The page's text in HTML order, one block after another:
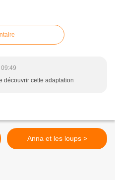
découvrir cette adaptation
Anna et les loups >